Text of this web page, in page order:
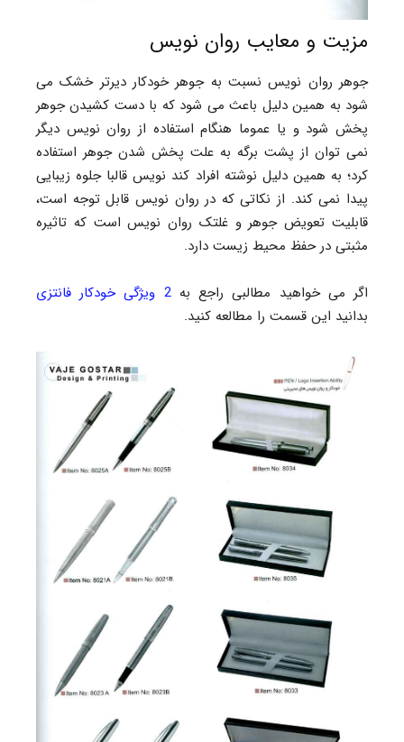
مزیت و معایب روان نویس
جوهر روان نویس نسبت به جوهر خودکار دیرتر خشک می
شود به همین دلیل باعث می شود که با دست کشیدن جوهر
پخش شود و یا عموما هنگام استفاده از روان نویس دیگر
نمی توان از پشت برگه به علت پخش شدن جوهر استفاده
کرد؛ به همین دلیل نوشته افراد کند نویس قالبا جلوه زیبایی
پیدا نمی کند. از نکاتی که در روان نویس قابل توجه است،
قابلیت تعویض جوهر و غلتک روان نویس است که تاثیره
مثبتی در حفظ محیط زیست دارد.
اگر می خواهید مطالبی راجع به2 ویژگی خودکار فانتزی
بدانید این قسمت را مطالعه کنید.